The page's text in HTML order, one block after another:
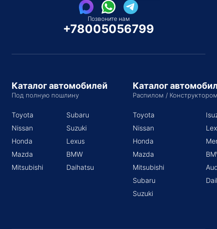
Позвоните нам
+78005056799
Каталог автомобилей
Под полную пошлину
Toyota
Nissan
Honda
Mazda
Mitsubishi
Subaru
Suzuki
Lexus
BMW
Daihatsu
Каталог
Распилом /
Toyota
Nissan
Honda
Mazda
Mitsubishi
Subaru
Suzuki